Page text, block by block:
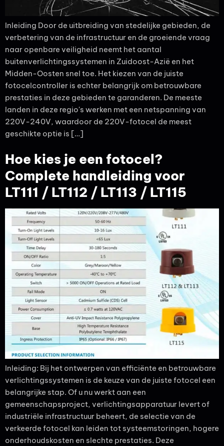
Inleiding Door de uitbreiding van stedelijke gebieden, de
verbetering van de infrastructuur en de groeiende vraag
naar openbare veiligheid neemt het aantal
buitenverlichtingssystemen in Zuidoost-Azië en het
Midden-Oosten snel toe. Het kiezen van de juiste
fotocelcontroller is echter belangrijk om betrouwbare
prestaties in deze gebieden te garanderen. De meeste
landen in deze regio's werken met een netspanning van
220V-240V, waardoor de 220V-fotocel de meest
geschikte optie is […]
Hoe kies je een fotocel?
Complete handleiding voor
LT111 / LT112 / LT113 / LT115
Inleiding: Bij het ontwerpen van efficiënte en betrouwbare
verlichtingssystemen is de keuze van de juiste fotocel een
belangrijke stap. Of u nu werkt aan een
gemeenschapsproject, verlichtingsapparatuur levert of
industriële infrastructuur beheert, de selectie van de
verkeerde fotocel kan leiden tot systeemstoringen, hogere
onderhoudskosten en slechte prestaties. Deze